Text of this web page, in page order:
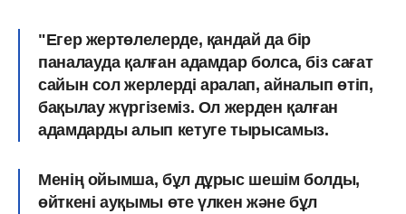
"Егер жертөлелерде, қандай да бір
паналауда қалған адамдар болса, біз сағат
сайын сол жерлерді аралап, айналып өтіп,
бақылау жүргіземіз. Ол жерден қалған
адамдарды алып кетуге тырысамыз.
Менің ойымша, бұл дұрыс шешім болды,
өйткені ауқымы өте үлкен және бұл